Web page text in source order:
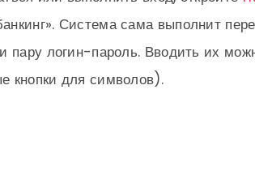
Система сама выполнит
пару логин-пароль. Вводить их
кнопки для символов).